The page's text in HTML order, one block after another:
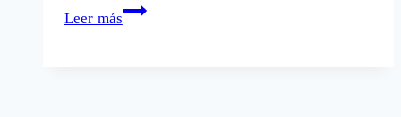
Leer más
«Venden»